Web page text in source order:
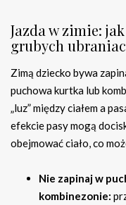
Jazda w zimie:
grubych
Zimą dziecko bywa
puchowa kurtka lub
„luz” między ciałem a
efekcie pasy mogą
obejmować ciało, co
Nie zapinaj w
kombinezonie: